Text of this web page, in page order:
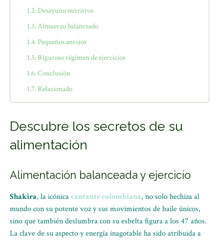
Desayuno nutritivo
Almuerzo balanceado
Pequeños antojos
Riguroso régimen de ejercicios
Conclusión
Relacionado
Descubre los secretos de su
alimentación
Alimentación balanceada y ejercicio
Shakira, la icónicacantante colombiana, no solo hechiza al
mundo con su potente voz y sus movimientos de baile únicos,
sino que también deslumbra con su esbelta figura a los 47 años.
La clave de su aspecto y energía inagotable ha sido atribuida a